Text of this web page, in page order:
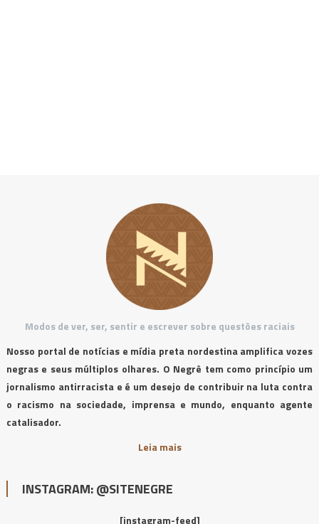
Modos de ver, ser, sentir e escrever sobre questões raciais
Nosso portal de notícias e mídia preta nordestina amplifica vozes
negras e seus múltiplos olhares. O Negrê tem como princípio um
jornalismo antirracista e é um desejo de contribuir na luta contra
o racismo na sociedade, imprensa e mundo, enquanto agente
catalisador.
Leia mais
INSTAGRAM: @SITENEGRE
[instagram-feed]